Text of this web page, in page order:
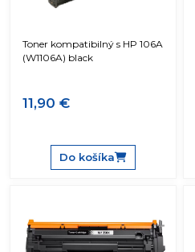
Toner kompatibilný s HP 106A
(W1106A) black
11,90 €
Do košíka